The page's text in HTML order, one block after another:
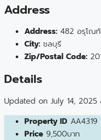
Address
Address: 482 อรุโณทั
City: ชลบุรี
Zip/Postal Code:
Details
Updated on July 14, 2025
Property ID AA4319
Price 9,500บาท